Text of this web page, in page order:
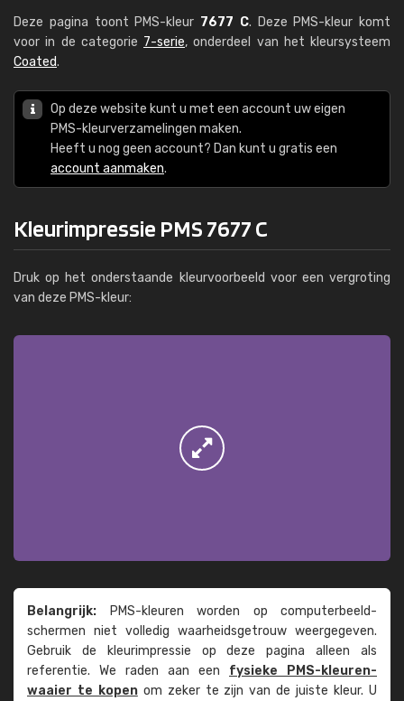
Deze pagina toont PMS-kleur 7677 C. Deze PMS-kleur komt
voor in de categorie 7-serie, onderdeel van het kleursysteem
Coated.
Op deze website kunt u met een account uw eigen
PMS-kleurverzamelingen maken.
Heeft u nog geen account? Dan kunt u gratis een
account aanmaken.
Kleurimpressie PMS 7677 C
Druk op het onderstaande kleurvoorbeeld voor een vergroting
van deze PMS-kleur:
Belangrijk: PMS-kleuren worden op computer­beeld­
schermen niet volledig waarheids­­getrouw weer­gegeven.
Gebruik de kleur­impressie op deze pagina alleen als
referentie. We raden aan een fysieke PMS-kleuren­
waaier te kopenom zeker te zijn van de juiste kleur. U